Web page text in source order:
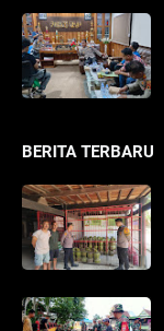
BERITA TERBARU